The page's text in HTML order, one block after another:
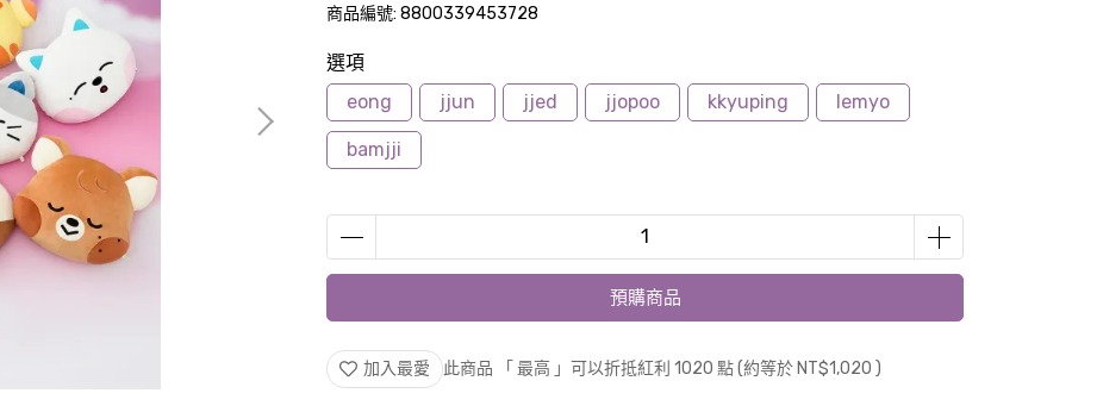
商品編號: 8800339453728
選項
eong
jjun jjed jjopoo kkyuping lemyo
bamjji
預購商品
加入最愛 此商品 「 最高 」可以折抵紅利 1020 點 (約等於 NT$1,020 )